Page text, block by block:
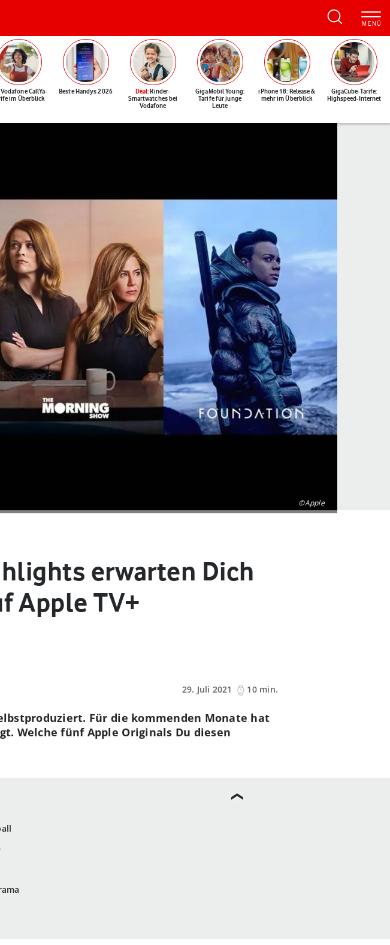
CallYa-
im Überblick
Beste Handys 2026 Deal: Kinder-
Smartwatches bei
Vodafone
GigaMobil Young:
Tarife für junge
Leute
iPhone 18: Release &
mehr im Überblick
GigaCube-Tarife:
Highspeed-Internet
©Apple
erwarten Dich
Apple TV+
29. Juli 2021
10 min.
Für die kommenden Monate hat
Welche fünf Apple Originals Du diesen